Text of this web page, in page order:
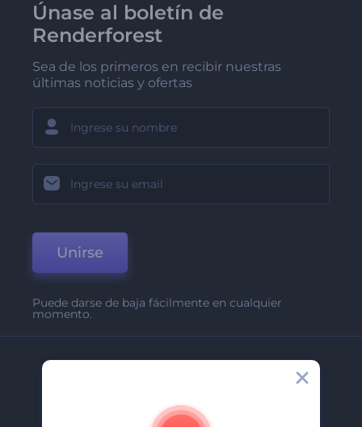
Únase al boletín de
Renderforest
Sea de los primeros en recibir nuestras
últimas noticias y ofertas
Unirse
Puede darse de baja fácilmente en cualquier
momento.